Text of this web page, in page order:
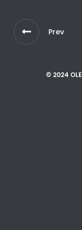
Prev
© 2024